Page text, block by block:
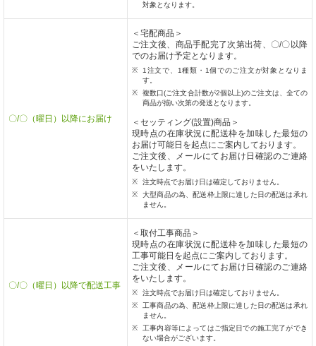
対象となります。
〇/〇（曜日）以降にお届け
＜宅配商品＞
ご注文後、商品手配完了次第出荷、〇/〇以降
でのお届け予定となります。
1注文で、1種類・1個でのご注文が対象となりま
す。
複数口(ご注文合計数が2個以上)のご注文は、全ての
商品が揃い次第の発送となります。
＜セッティング(設置)商品＞
現時点の在庫状況に配送枠を加味した最短の
お届け可能日を起点にご案内しております。
ご注文後、メールにてお届け日確認のご連絡
をいたします。
注文時点でお届け日は確定しておりません。
大型商品の為、配送枠上限に達した日の配送は承れ
ません。
〇/〇（曜日）以降で配送工事
＜取付工事商品＞
現時点の在庫状況に配送枠を加味した最短の
工事可能日を起点にご案内しております。
ご注文後、メールにてお届け日確認のご連絡
をいたします。
注文時点でお届け日は確定しておりません。
工事商品の為、配送枠上限に達した日の配送は承れ
ません。
工事内容等によってはご指定日での施工完了ができ
ない場合がございます。